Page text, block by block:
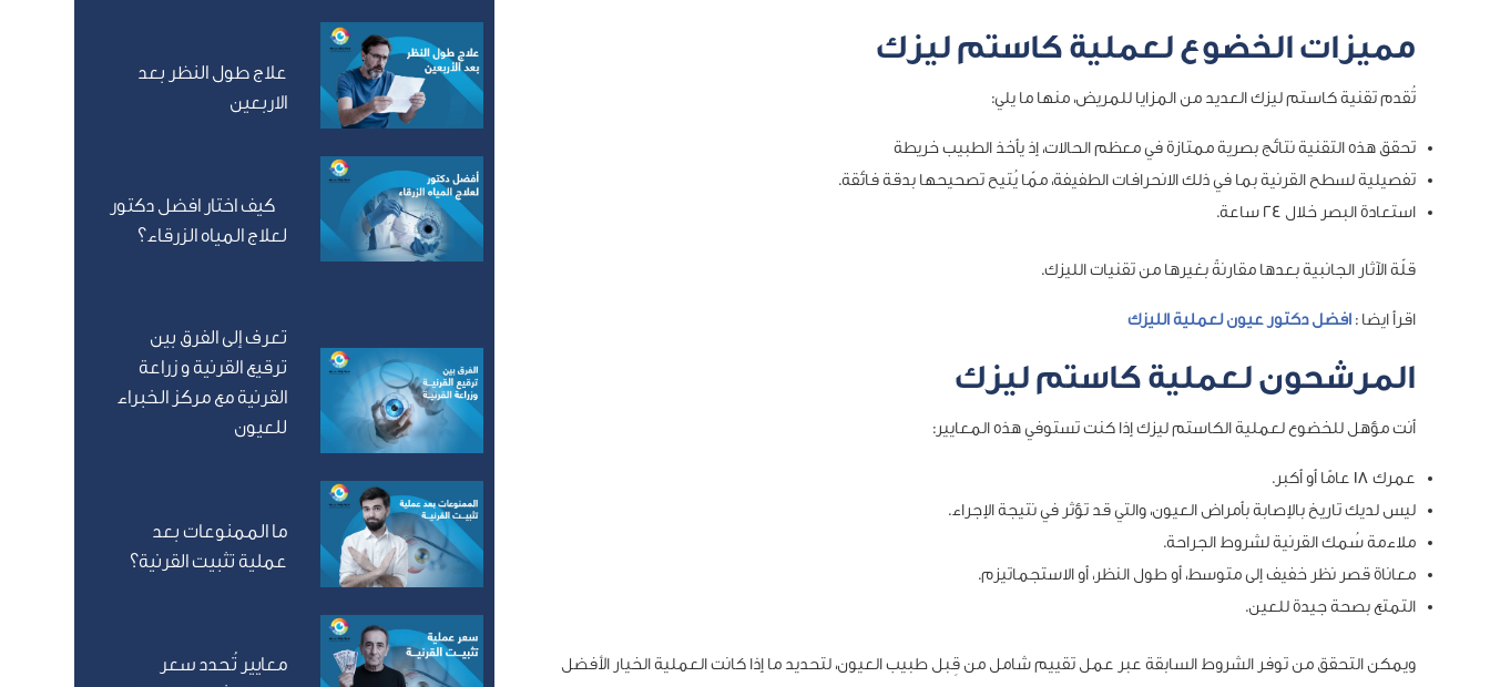
علاج طول النظر بعد
الاربعين
كيف اختار افضل دكتور
لعلاج المياه الزرقاء؟
تعرف إلى الفرق بين
ترقيع القرنية و زراعة
القرنية مع مركز الخبراء
للعيون
ما الممنوعات بعد
عملية تثبيت القرنية؟
معايير تُحدد سعر
مميزات الخضوع لعملية كاستم ليزك
تُقدم تقنية كاستم ليزك العديد من المزايا للمريض، منها ما يلي:
تحقق هذه التقنية نتائج بصرية ممتازة في معظم الحالات، إذ يأخذ الطبيب خريطة
تفصيلية لسطح القرنية بما في ذلك الانحرافات الطفيفة، ممّا يُتيح تصحيحها بدقة فائقة.
استعادة البصر خلال 24 ساعة.
قلّة الآثار الجانبية بعدها مقارنةً بغيرها من تقنيات الليزك.
اقرأ ايضا :افضل دكتور عيون لعملية الليزك
المرشحون لعملية كاستم ليزك
أنت مؤهل للخضوع لعملية الكاستم ليزك إذا كنت تستوفي هذه المعايير:
عمرك 18 عامًا أو أكبر.
ليس لديك تاريخ بالإصابة بأمراض العيون، والتي قد تؤثر في نتيجة الإجراء.
ملاءمة سُمك القرنية لشروط الجراحة.
معاناة قصر نظر خفيف إلى متوسط، أو طول النظر، أو الاستجماتيزم.
التمتع بصحة جيدة للعين.
ويمكن التحقق من توفر الشروط السابقة عبر عمل تقييم شامل من قِبل طبيب العيون، لتحديد ما إذا كانت العملية الخيار الأفضل